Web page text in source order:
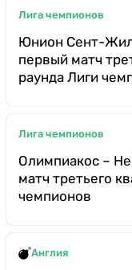
Лига чемпионов
Юнион Сент-
первый матч
раунда Лиги
Лига чемпионов
Олимпиакос –
матч третьего
чемпионов
Англия